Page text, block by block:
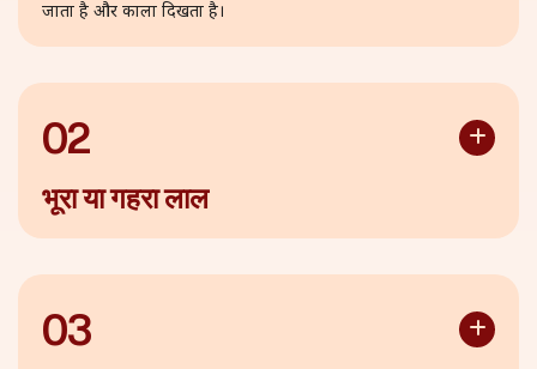
जाता है और काला दिखता है।
02
भूरा या गहरा लाल
काले खून की तरह, भूरा या गहरा लाल खून भी पुराने खून का संकेत है और
यह पीरियड्स की शुरुआत या अंत में आ सकता है। इस खून को
भूरा रक्त या धब्बा कभी-कभी गर्भावस्था का शुरुआती संकेत हो
03